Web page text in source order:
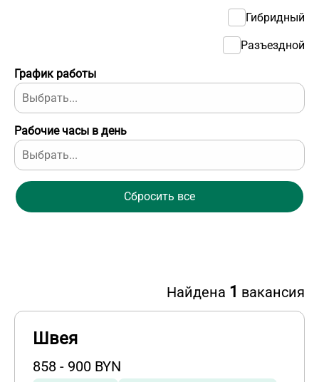
График работы
Рабочие часы в день
Гибридный
Разъездной
Сбросить все
Найдена 1 вакансия
Швея
858 - 900 BYN